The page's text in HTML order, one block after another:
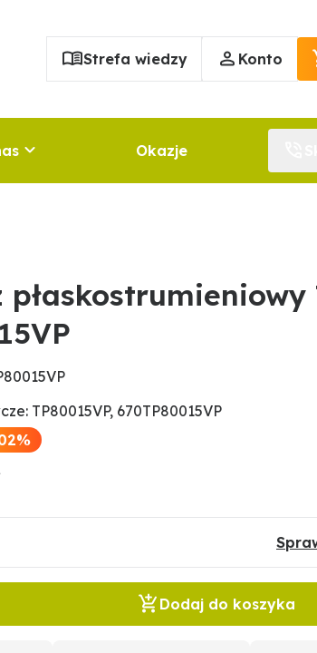
Strefa wiedzy Konto
Okazje
płaskostrumieniowy
TP80015VP, 670TP80015VP
Dodaj do koszyka